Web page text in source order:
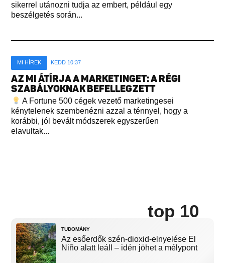
sikerrel utánozni tudja az embert, például egy
beszélgetés során...
MI HÍREK KEDD 10:37
AZ MI ÁTÍRJA A MARKETINGET: A RÉGI
SZABÁLYOKNAK BEFELLEGZETT
A Fortune 500 cégek vezető marketingesei
kénytelenek szembenézni azzal a ténnyel, hogy a
korábbi, jól bevált módszerek egyszerűen
elavultak...
top 10
TUDOMÁNY
Az esőerdők szén-dioxid-elnyelése El
Niño alatt leáll – idén jöhet a mélypont